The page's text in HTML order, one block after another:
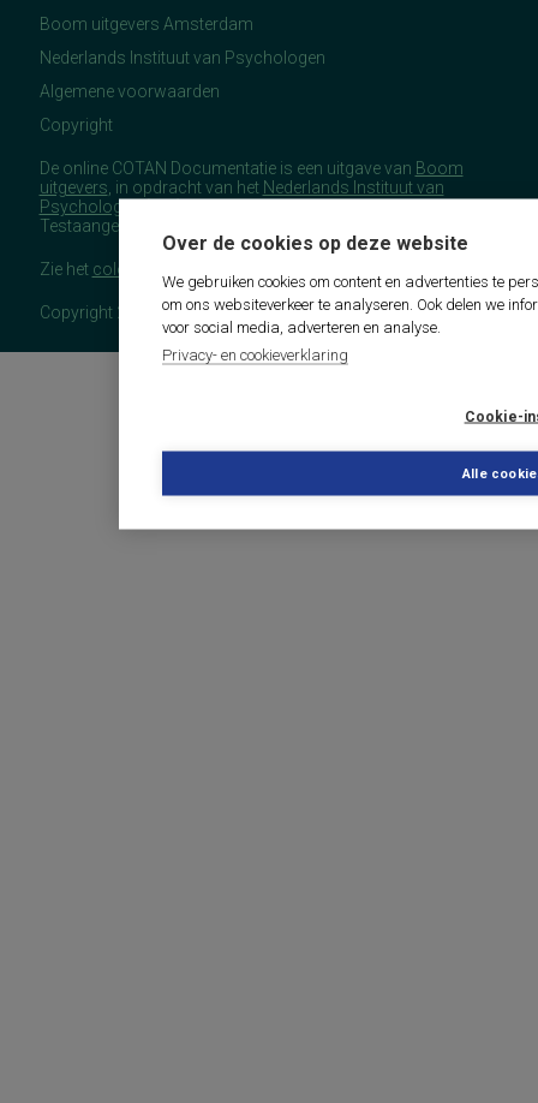
Over de cookies op deze website
We gebruiken cookies om content en advertenties te
om ons websiteverkeer te analyseren. Ook delen we
voor social media, adverteren en analyse.
Privacy- en cookieverklaring
Cookie-
Alle
Boom uitgevers Amsterdam
Nederlands Instituut van Psychologen
Algemene voorwaarden
Copyright
De online COTAN Documentatie is een uitgave van Boom
uitgevers , in opdracht van het Nederlands Instituut van
Psychologen(NIP), namens de Commissie
Testaangelegenheden Nederland (COTAN).
Zie het colofon
Copyright 2026 - COTAN Documentatie